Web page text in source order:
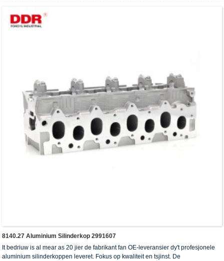
8140.27 Aluminium Silinderkop 2991607
It bedriuw is al mear as 20 jier de fabrikant fan OE-leveransier dy't profesjonele
aluminium silinderkoppen leveret. Fokus op kwaliteit en tsjinst. De